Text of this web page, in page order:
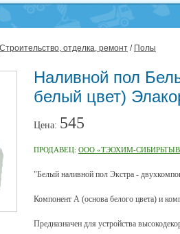
Строительство, отделка, ремонт / Полы
Наливной пол
белый цвет)
Цена: 545
ПРОДАВЕЦ: ООО «ТЭОХИМ-
"Белый наливной пол Экстра -
Компонент А (основа белого цвета) и
Предназначен для устройства